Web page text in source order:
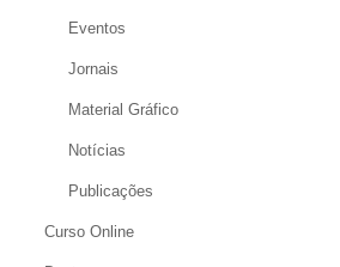
Eventos
Jornais
Material Gráfico
Notícias
Publicações
Curso Online